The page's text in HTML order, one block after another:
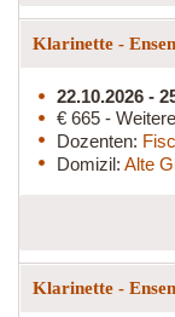
Klarinette -
22.10.2026 -
€ 665 -
Dozenten:
Domizil: Alte
Klarinette -